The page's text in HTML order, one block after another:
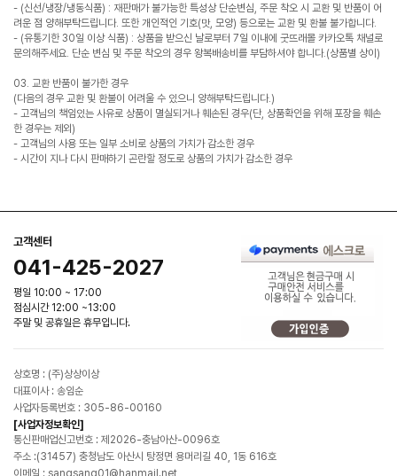
- (신선/냉장/냉동식품) : 재판매가 불가능한 특성상 단순변심, 주문 착오 시 교환 및 반품이 어
려운 점 양해부탁드립니다. 또한 개인적인 기호(맛, 모양) 등으로는 교환 및 환불 불가합니다.
- (유통기한 30일 이상 식품) : 상품을 받으신 날로부터 7일 이내에 굿뜨래몰 카카오톡 채널로
문의해주세요. 단순 변심 및 주문 착오의 경우 왕복배송비를 부담하셔야 합니다.(상품별 상이)
03. 교환 반품이 불가한 경우
(다음의 경우 교환 및 환불이 어려울 수 있으니 양해부탁드립니다.)
- 고객님의 책임있는 사유로 상품이 멸실되거나 훼손된 경우(단, 상품확인을 위해 포장을 훼손
한 경우는 제외)
- 고객님의 사용 또는 일부 소비로 상품의 가치가 감소한 경우
- 시간이 지나 다시 판매하기 곤란할 정도로 상품의 가치가 감소한 경우
고객센터
041-425-2027
평일 10:00 ~ 17:00
점심시간 12:00 ~13:00
주말 및 공휴일은 휴무입니다.
상호명 : (주)상상이상
대표이사 : 송임순
사업자등록번호 : 305-86-00160
[사업자정보확인]
통신판매업신고번호 : 제2026-충남아산-0096호
주소 :(31457) 충청남도 아산시 탕정면 용머리길 40, 1동 616호
이메일 : sangsang01@hanmail.net